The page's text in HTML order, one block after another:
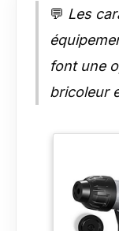
pas
marteau
obtenez
intensif
;
service
💬 Les
font une
bricoleur